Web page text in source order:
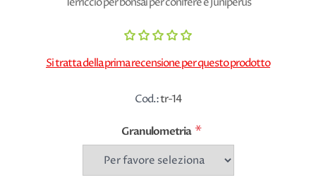
Si tratta della prima recensione per questo prodotto
Cod.:tr-14
Granulometria *